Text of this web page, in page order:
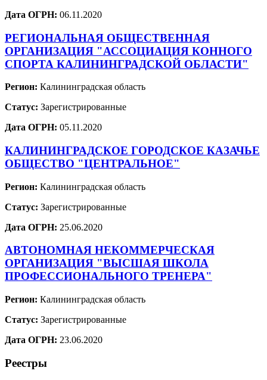
Дата ОГРН: 06.11.2020
РЕГИОНАЛЬНАЯ ОБЩЕСТВЕННАЯ
ОРГАНИЗАЦИЯ "АССОЦИАЦИЯ КОННОГО
СПОРТА КАЛИНИНГРАДСКОЙ ОБЛАСТИ"
Регион: Калининградская область
Статус: Зарегистрированные
Дата ОГРН: 05.11.2020
КАЛИНИНГРАДСКОЕ ГОРОДСКОЕ КАЗАЧЬЕ
ОБЩЕСТВО "ЦЕНТРАЛЬНОЕ"
Регион: Калининградская область
Статус: Зарегистрированные
Дата ОГРН: 25.06.2020
АВТОНОМНАЯ НЕКОММЕРЧЕСКАЯ
ОРГАНИЗАЦИЯ "ВЫСШАЯ ШКОЛА
ПРОФЕССИОНАЛЬНОГО ТРЕНЕРА"
Регион: Калининградская область
Статус: Зарегистрированные
Дата ОГРН: 23.06.2020
Реестры